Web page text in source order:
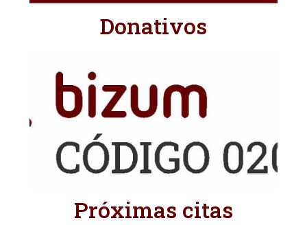
Donativos
Próximas citas